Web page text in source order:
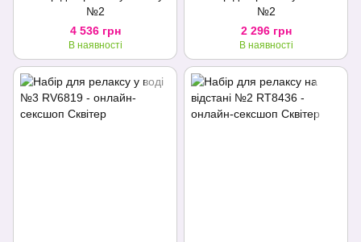
№2
4 536 грн
В наявності
№2
2 296 грн
В наявності